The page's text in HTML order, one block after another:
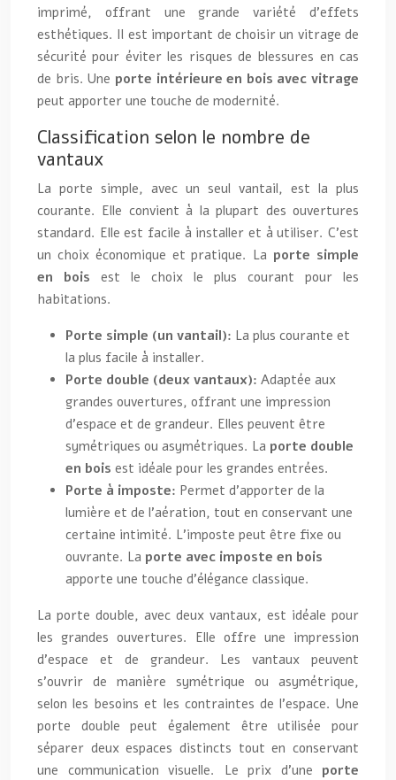
imprimé, offrant une grande variété d’effets
esthétiques. Il est important de choisir un vitrage de
sécurité pour éviter les risques de blessures en cas
de bris. Une porte intérieure en bois avec vitrage
peut apporter une touche de modernité.
Classification selon le nombre de
vantaux
La porte simple, avec un seul vantail, est la plus
courante. Elle convient à la plupart des ouvertures
standard. Elle est facile à installer et à utiliser. C’est
un choix économique et pratique. La porte simple
en bois est le choix le plus courant pour les
habitations.
Porte simple (un vantail): La plus courante et
la plus facile à installer.
Porte double (deux vantaux): Adaptée aux
grandes ouvertures, offrant une impression
d’espace et de grandeur. Elles peuvent être
symétriques ou asymétriques. La porte double
en bois est idéale pour les grandes entrées.
Porte à imposte: Permet d’apporter de la
lumière et de l’aération, tout en conservant une
certaine intimité. L’imposte peut être fixe ou
ouvrante. La porte avec imposte en bois
apporte une touche d’élégance classique.
La porte double, avec deux vantaux, est idéale pour
les grandes ouvertures. Elle offre une impression
d’espace et de grandeur. Les vantaux peuvent
s’ouvrir de manière symétrique ou asymétrique,
selon les besoins et les contraintes de l’espace. Une
porte double peut également être utilisée pour
séparer deux espaces distincts tout en conservant
une communication visuelle. Le prix d’une porte